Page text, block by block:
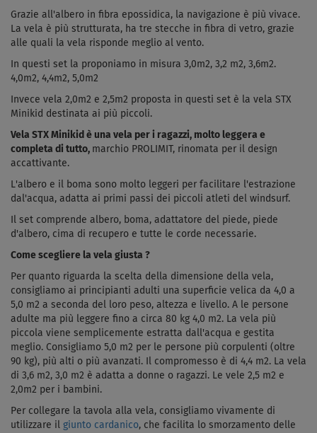
Grazie all'albero in fibra epossidica, la navigazione è più vivace.
La vela è più strutturata, ha tre stecche in fibra di vetro, grazie
alle quali la vela risponde meglio al vento.
In questi set la proponiamo in misura 3,0m2, 3,2 m2, 3,6m2.
4,0m2, 4,4m2, 5,0m2
Invece vela 2,0m2 e 2,5m2 proposta in questi set è la vela STX
Minikid destinata ai più piccoli.
Vela STX Minikid è una vela per i ragazzi, molto leggera e
completa di tutto, marchio PROLIMIT, rinomata per il design
accattivante.
L'albero e il boma sono molto leggeri per facilitare l'estrazione
dal'acqua, adatta ai primi passi dei piccoli atleti del windsurf.
Il set comprende albero, boma, adattatore del piede, piede
d'albero, cima di recupero e tutte le corde necessarie.
Come scegliere la vela giusta ?
Per quanto riguarda la scelta della dimensione della vela,
consigliamo ai principianti adulti una superficie velica da 4,0 a
5,0 m2 a seconda del loro peso, altezza e livello. A le persone
adulte ma più leggere fino a circa 80 kg 4,0 m2. La vela più
piccola viene semplicemente estratta dall'acqua e gestita
meglio. Consigliamo 5,0 m2 per le persone più corpulenti (oltre
90 kg), più alti o più avanzati. Il compromesso è di 4,4 m2. La vela
di 3,6 m2, 3,0 m2 è adatta a donne o ragazzi. Le vele 2,5 m2 e
2,0m2 per i bambini.
Per collegare la tavola alla vela, consigliamo vivamente di
utilizzare il giunto cardanico, che facilita lo smorzamento delle